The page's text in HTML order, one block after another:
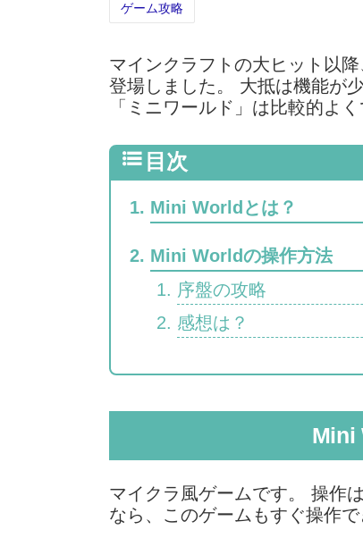
ゲーム攻略
マインクラフトの大ヒット以
登場しました。 大抵は機能が
「ミニワールド」は比較的よ
Mini Worldとは？
Mini Worldの操作方法
序盤の攻略
感想は？
Mini
マイクラ風ゲームです。 操作
なら、このゲームもすぐ操作